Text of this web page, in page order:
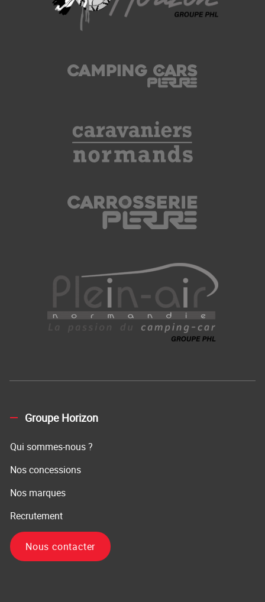
Groupe Horizon
Qui sommes-nous ?
Nos concessions
Nos marques
Recrutement
Nous contacter